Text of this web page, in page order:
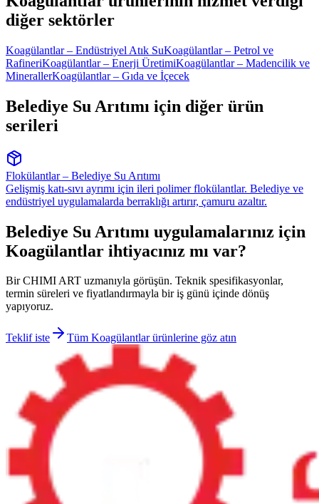
diğer sektörler
Koagülantlar – Endüstriyel Atık SuKoagülantlar – Petrol ve
RafineriKoagülantlar – Enerji ÜretimiKoagülantlar – Madencilik ve
MinerallerKoagülantlar – Gıda ve İçecek
Belediye Su Arıtımı için diğer ürün
serileri
Flokülantlar – Belediye Su Arıtımı
Gelişmiş katı-sıvı ayrımı için ileri polimer flokülantlar. Belediye ve
endüstriyel uygulamalarda berraklığı artırır, çamuru azaltır.
Belediye Su Arıtımı uygulamalarınız için
Koagülantlar ihtiyacınız mı var?
Bir CHIMI ART uzmanıyla görüşün. Teknik spesifikasyonlar,
termin süreleri ve fiyatlandırmayla bir iş günü içinde dönüş
yapıyoruz.
Teklif iste Tüm Koagülantlar ürünlerine göz atın